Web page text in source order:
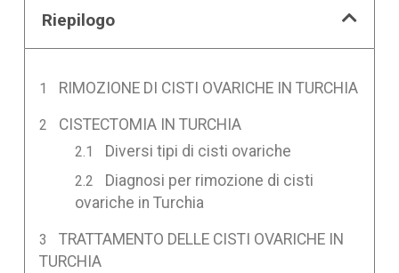
Riepilogo
RIMOZIONE DI CISTI OVARICHE IN TURCHIA
CISTECTOMIA IN TURCHIA
Diversi tipi di cisti ovariche
Diagnosi per rimozione di cisti
ovariche in Turchia
TRATTAMENTO DELLE CISTI OVARICHE IN
TURCHIA